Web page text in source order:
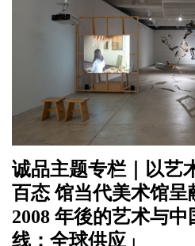
诚品主题专栏｜以艺
百态 馆当代美术馆呈
2008 年後的艺术与
线：全球供应」